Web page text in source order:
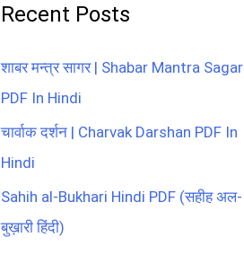
Recent Posts
शाबर मन्त्र सागर | Shabar Mantra Sagar
PDF In Hindi
चार्वाक दर्शन | Charvak Darshan PDF In
Hindi
Sahih al-Bukhari Hindi PDF (सहीह अल-
बुख़ारी हिंदी)